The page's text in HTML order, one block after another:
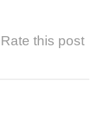
Rate this post